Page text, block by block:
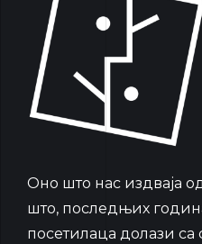
Oно што нас издваја
што, последњих
посетилаца долази са